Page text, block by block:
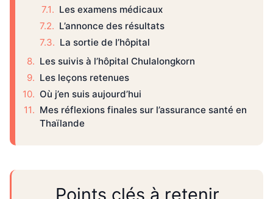
Les examens médicaux
L’annonce des résultats
La sortie de l’hôpital
Les suivis à l’hôpital Chulalongkorn
Les leçons retenues
Où j’en suis aujourd’hui
Mes réflexions finales sur l’assurance santé en
Thaïlande
Points clés à retenir